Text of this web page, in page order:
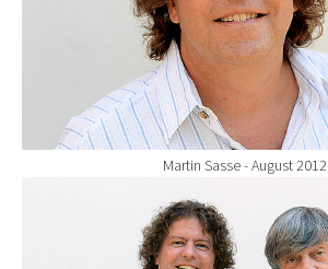
Martin Sasse - August 2012